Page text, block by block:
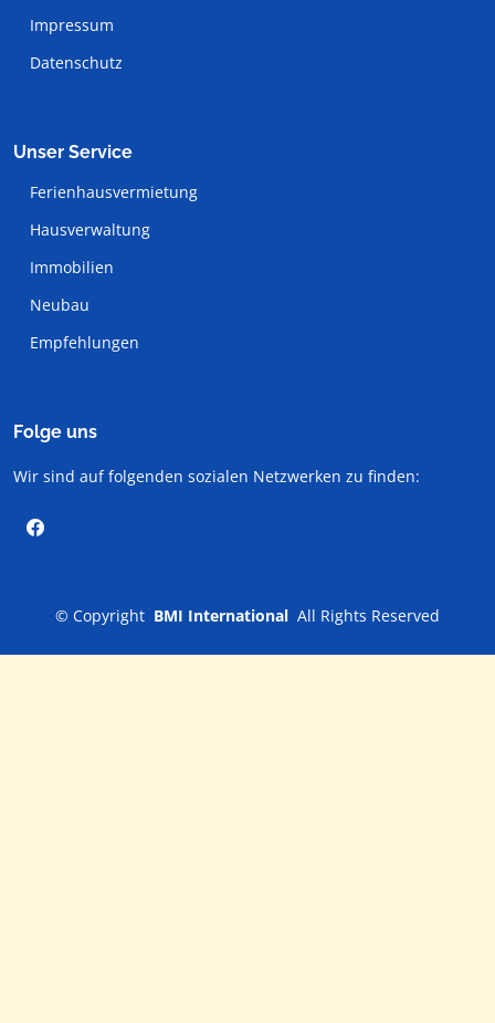
Impressum
Datenschutz
Unser Service
Ferienhausvermietung
Hausverwaltung
Immobilien
Neubau
Empfehlungen
Folge uns
Wir sind auf folgenden sozialen Netzwerken zu finden:
© Copyright BMI International All Rights Reserved